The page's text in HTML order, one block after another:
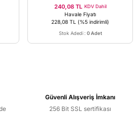
240,08 TL KDV Dahil
Havale Fiyatı
228,08 TL (%5 indirimli)
Stok Adedi : 0 Adet
Güvenli Alışveriş İmkanı
256 Bit SSL sertifikası